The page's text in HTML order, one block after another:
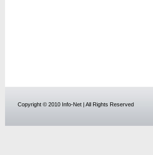
Copyright © 2010 Info-Net | All Rights Reserved